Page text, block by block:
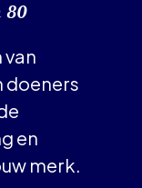
80
van
doeners
en
merk.